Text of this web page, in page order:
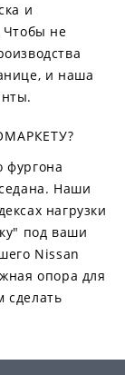
и
Чтобы не
и наша
фургона
Наши
нагрузки
под ваши
Nissan
опора для
сделать